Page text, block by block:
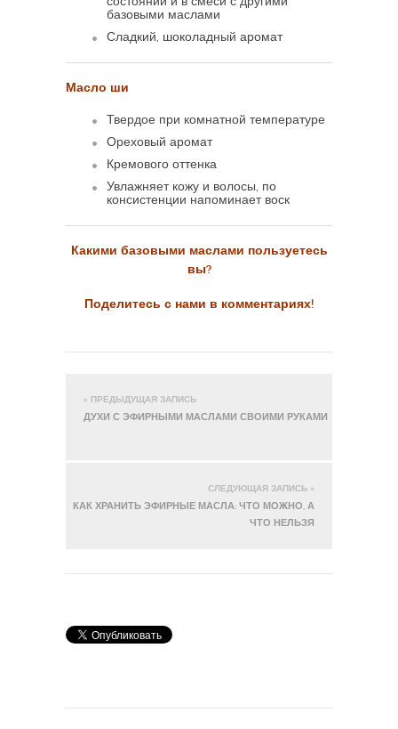
базовыми маслами
Сладкий, шоколадный аромат
Масло ши
Твердое при комнатной температуре
Ореховый аромат
Кремового оттенка
Увлажняет кожу и волосы, по
консистенции напоминает воск
Какими базовыми маслами пользуетесь
вы?
Поделитесь с нами в комментариях!
« ПРЕДЫДУЩАЯ ЗАПИСЬ
ДУХИ С ЭФИРНЫМИ МАСЛАМИ СВОИМИ РУКАМИ
СЛЕДУЮЩАЯ ЗАПИСЬ »
КАК ХРАНИТЬ ЭФИРНЫЕ МАСЛА: ЧТО МОЖНО, А
ЧТО НЕЛЬЗЯ